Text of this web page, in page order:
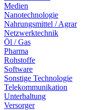
Medien
Nanotechnologie
Nahrungsmittel / Agrar
Netzwerktechnik
Öl / Gas
Pharma
Rohstoffe
Software
Sonstige Technologie
Telekommunikation
Unterhaltung
Versorger